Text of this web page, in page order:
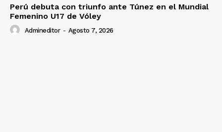
Perú debuta con triunfo ante Túnez en el Mundial
Femenino U17 de Vóley
Admineditor - Agosto 7, 2026